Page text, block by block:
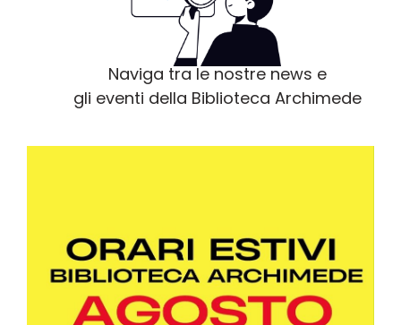
Naviga tra le nostre news e
gli eventi della Biblioteca Archimede